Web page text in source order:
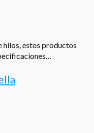
hilos, estos productos